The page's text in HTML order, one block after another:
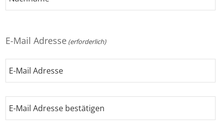
E-Mail Adresse (erforderlich)
Mail